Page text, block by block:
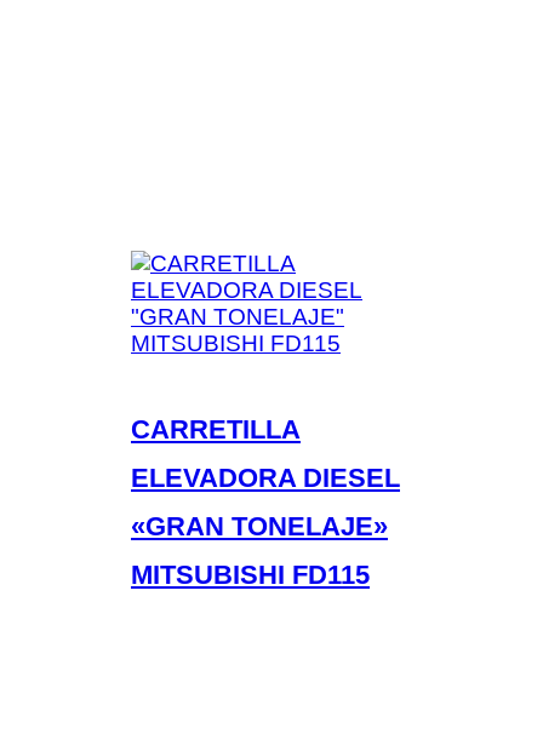
CARRETILLA
ELEVADORA DIESEL
«GRAN TONELAJE»
MITSUBISHI FD115